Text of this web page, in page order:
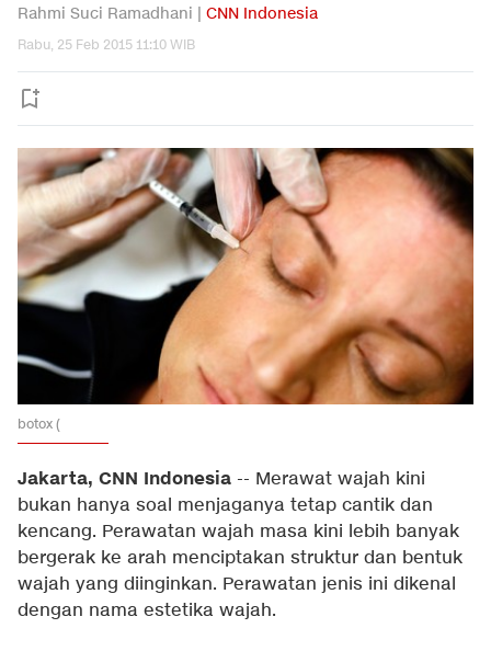
Rahmi Suci Ramadhani | CNN Indonesia
Rabu, 25 Feb 2015 11:10 WIB
botox (
Jakarta, CNN Indonesia -- Merawat wajah kini
bukan hanya soal menjaganya tetap cantik dan
kencang. Perawatan wajah masa kini lebih banyak
bergerak ke arah menciptakan struktur dan bentuk
wajah yang diinginkan. Perawatan jenis ini dikenal
dengan nama estetika wajah.